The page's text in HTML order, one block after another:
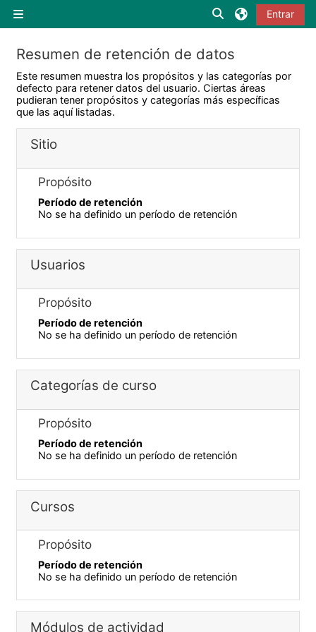
Panel lateral
Selector de
Entrar
Resumen de retención de datos
Este resumen muestra los propósitos y las categorías por
defecto para retener datos del usuario. Ciertas áreas
pudieran tener propósitos y categorías más específicas
que las aquí listadas.
Sitio
Propósito
Período de retención
No se ha definido un período de retención
Usuarios
Propósito
Período de retención
No se ha definido un período de retención
Categorías de curso
Propósito
Período de retención
No se ha definido un período de retención
Cursos
Propósito
Período de retención
No se ha definido un período de retención
Módulos de actividad